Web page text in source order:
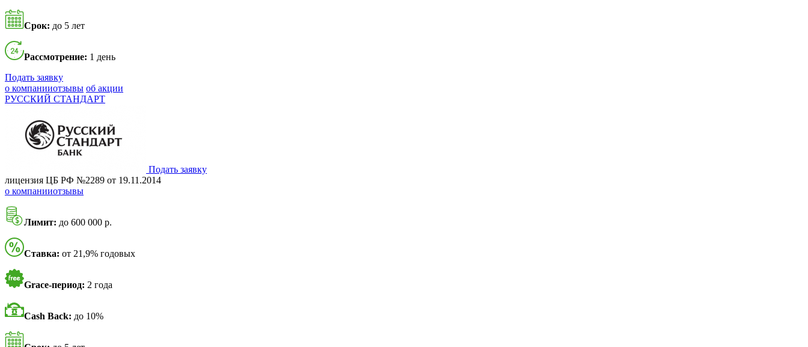
Срок: до 5 лет
Рассмотрение: 1 день
Подать заявку
о компанииотзывы об акции
РУССКИЙ СТАНДАРТ
Подать заявку
лицензия ЦБ РФ №2289 от 19.11.2014
о компанииотзывы
Лимит: до 600 000 р.
Ставка: от 21,9% годовых
Grace-период: 2 года
Cash Back: до 10%